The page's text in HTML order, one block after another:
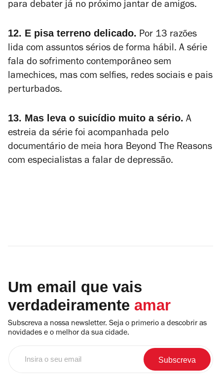
para debater já no próximo jantar de amigos.
12. E pisa terreno delicado. Por 13 razões
lida com assuntos sérios de forma hábil. A série
fala do sofrimento contemporâneo sem
lamechices, mas com selfies, redes sociais e pais
perturbados.
13. Mas leva o suicídio muito a sério. A
estreia da série foi acompanhada pelo
documentário de meia hora Beyond The Reasons
com especialistas a falar de depressão.
Um email que vais
verdadeiramente amar
Subscreva a nossa newsletter. Seja o primerio a descobrir as
novidades e o melhor da sua cidade.